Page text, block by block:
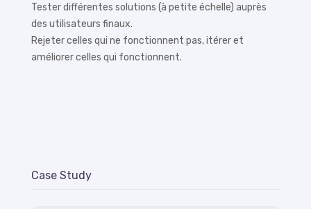
Tester différentes solutions (à petite échelle) auprès
des utilisateurs finaux.
Rejeter celles qui ne fonctionnent pas, itérer et
améliorer celles qui fonctionnent.
Case Study